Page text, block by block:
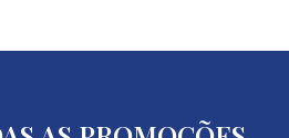
ele foi desenvolvido para